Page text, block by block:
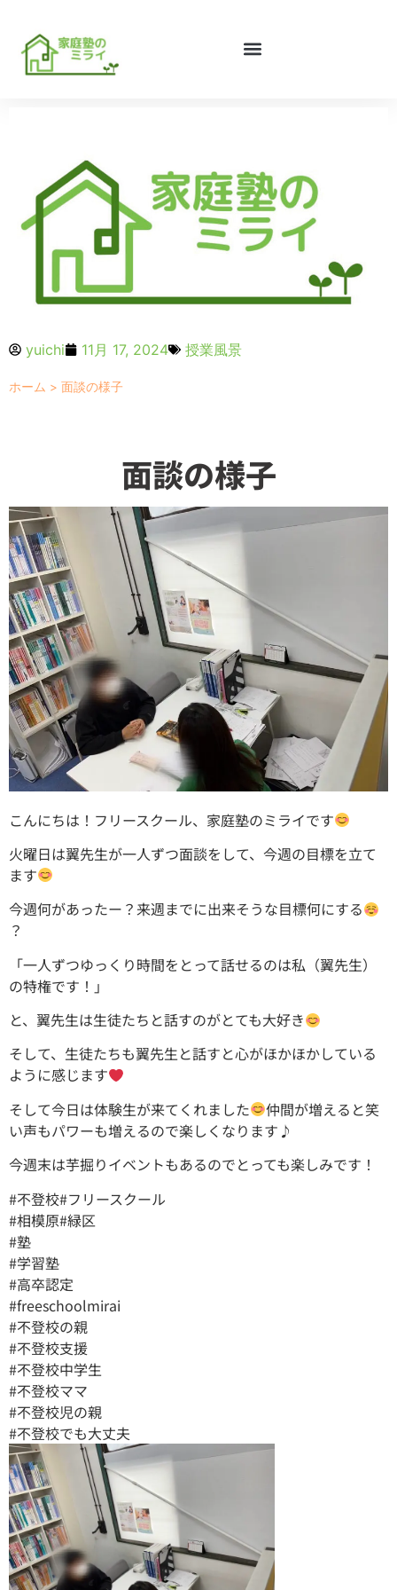
yuichi 11月 17, 2024 授業風景
ホーム > 面談の様子
面談の様子
こんにちは！フリースクール、家庭塾のミライです
火曜日は翼先生が一人ずつ面談をして、今週の目標を立て
ます
今週何があったー？来週までに出来そうな目標何にする
？
「一人ずつゆっくり時間をとって話せるのは私（翼先生）
の特権です！」
と、翼先生は生徒たちと話すのがとても大好き
そして、生徒たちも翼先生と話すと心がほかほかしている
ように感じます
そして今日は体験生が来てくれました
仲間が増えると笑
い声もパワーも増えるので楽しくなります♪
今週末は芋掘りイベントもあるのでとっても楽しみです！
#不登校#フリースクール
#相模原#緑区
#塾
#学習塾
#高卒認定
#freeschoolmirai
#不登校の親
#不登校支援
#不登校中学生
#不登校ママ
#不登校児の親
#不登校でも大丈夫